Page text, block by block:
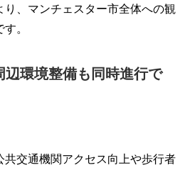
、マンチェスター市全体への観
。
環境整備も同時進行で
交通機関アクセス向上や歩行者